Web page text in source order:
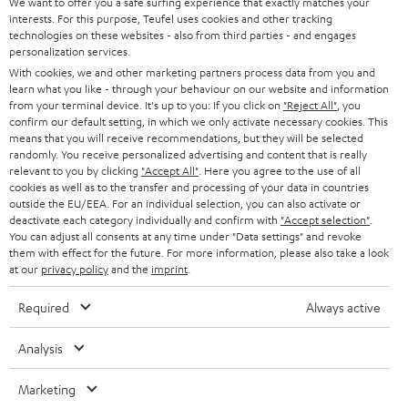
m
e
l
d
u
n
g
Kategorien
HEIMKINO
HEIMKINO-KOMPLETTANLAGEN
SOUNDBARS
STEREO
SMART HOME
BLUETOOTH-LAUTSPRECHER
KOPFHÖRER
BLUETOOTH-KOPFHÖRER
STEREOANLAGEN
Unternehmen
SUPPORT
KARRIERE
PRESSE & MARKETING
GESCHÄFTSKUNDEN
PARTNERPROGRAMM
Teufel Onlineshops
DEUTSCHLAND
ÖSTERREICH
SCHWEIZ
BELGIEN
FRANKREICH
interests. For this purpose, Teufel uses cookies and other tracking
technologies on these websites - also from third parties - and engages
personalization services.
With cookies, we and other marketing partners process data from you and
learn what you like - through your behaviour on our website and information
from your terminal device. It's up to you: If you click on "Reject All" , you
confirm our default setting, in which we only activate necessary cookies. This
means that you will receive recommendations, but they will be selected
randomly. You receive personalized advertising and content that is really
relevant to you by clicking "Accept All" . Here you agree to the use of all
cookies as well as to the transfer and processing of your data in countries
outside the EU/EEA. For an individual selection, you can also activate or
deactivate each category individually and confirm with "Accept selection"
You can adjust all consents at any time under "Data settings" and revoke
them with effect for the future. For more information, please also take a look
at our privacy policyand the imprint
Required Always active
Analysis
Marketing